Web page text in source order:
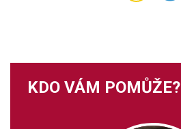
KDO VÁM POMŮŽE?